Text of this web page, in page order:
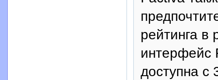
рейтинга в
интерфейс
доступна с